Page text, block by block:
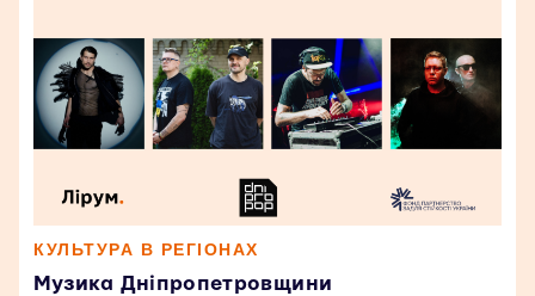
КУЛЬТУРА В РЕГІОНАХ
Музика Дніпропетровщини